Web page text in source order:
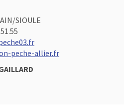
SIOULE
peche-allier.fr